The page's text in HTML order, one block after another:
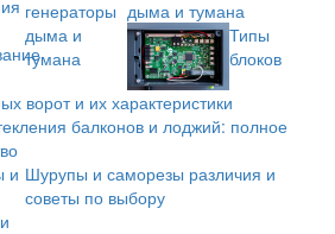
дыма и тумана
Типы
блоков
ворот и их характеристики
балконов и лоджий: полное
Шурупы и саморезы различия и
советы по выбору